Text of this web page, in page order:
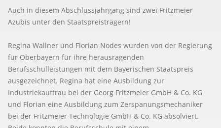
Auch in diesem Abschlussjahrgang sind zwei Fritzmeier
Azubis unter den Staatspreisträgern!
Regina Wallner und Florian Nodes wurden von der Regierung
für Oberbayern für ihre herausragenden
Berufsschulleistungen mit dem Bayerischen Staatspreis
ausgezeichnet. Regina hat eine Ausbildung zur
Industriekauffrau bei der Georg Fritzmeier GmbH & Co. KG
und Florian eine Ausbildung zum Zerspanungsmechaniker
bei der Fritzmeier Technologie GmbH & Co. KG absolviert.